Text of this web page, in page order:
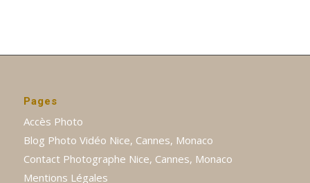
Pages
Accès Photo
Blog Photo Vidéo Nice, Cannes, Monaco
Contact Photographe Nice, Cannes, Monaco
Mentions Légales